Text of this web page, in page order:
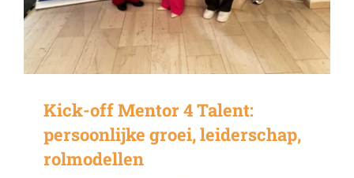
Kick-off Mentor 4 Talent:
persoonlijke groei, leiderschap,
rolmodellen